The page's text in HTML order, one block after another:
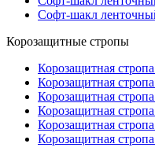
Софт-шакл
Корозащитные стропы
Корозащитная
Корозащитная
Корозащитная
Корозащитная
Корозащитная
Корозащитная